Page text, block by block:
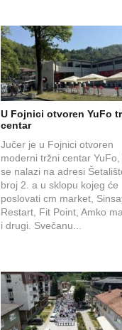
U Fojnici otvoren YuFo
centar
Jučer je u Fojnici otvoren
moderni tržni centar YuFo,
se nalazi na adresi
broj 2. a u sklopu kojeg će
poslovati cm market,
Restart, Fit Point, Amko
i drugi. Svečanu...